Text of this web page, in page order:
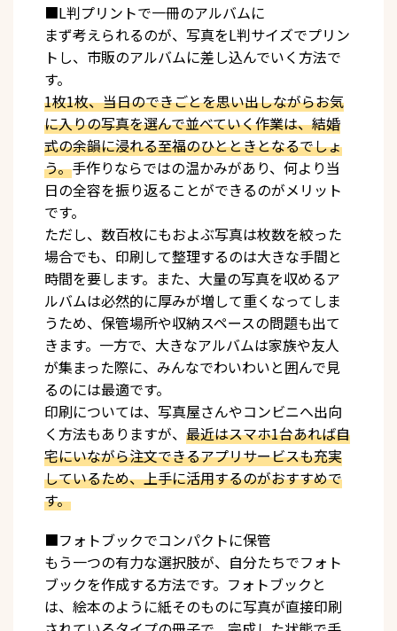
■L判プリントで一冊のアルバムに
まず考えられるのが、写真をL判サイズでプリン
トし、市販のアルバムに差し込んでいく方法で
す。
1枚1枚、当日のできごとを思い出しながらお気
に入りの写真を選んで並べていく作業は、結婚
式の余韻に浸れる至福のひとときとなるでしょ
う。手作りならではの温かみがあり、何より当
日の全容を振り返ることができるのがメリット
です。
ただし、数百枚にもおよぶ写真は枚数を絞った
場合でも、印刷して整理するのは大きな手間と
時間を要します。また、大量の写真を収めるア
ルバムは必然的に厚みが増して重くなってしま
うため、保管場所や収納スペースの問題も出て
きます。一方で、大きなアルバムは家族や友人
が集まった際に、みんなでわいわいと囲んで見
るのには最適です。
印刷については、写真屋さんやコンビニへ出向
く方法もありますが、 最近はスマホ1台あれば自
宅にいながら注文できるアプリサービスも充実
しているため、上手に活用するのがおすすめで
す。
■フォトブックでコンパクトに保管
もう一つの有力な選択肢が、自分たちでフォト
ブックを作成する方法です。フォトブックと
は、絵本のように紙そのものに写真が直接印刷